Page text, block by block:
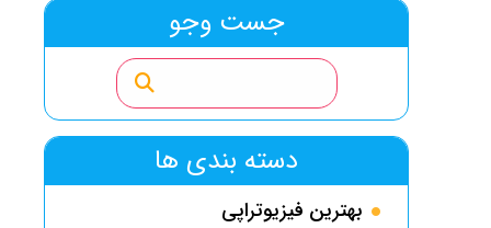
جست وجو
دسته بندی ها
بهترین فیزیوتراپی